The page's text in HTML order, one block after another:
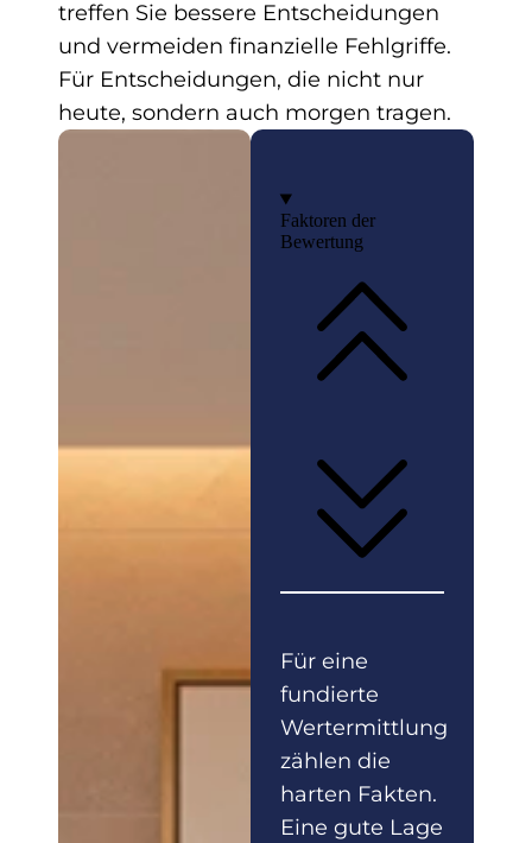
treffen Sie bessere Entscheidungen
und vermeiden finanzielle Fehlgriffe.
Für Entscheidungen, die nicht nur
heute, sondern auch morgen tragen.
Faktoren der
Bewertung
Für eine
fundierte
Wertermittlung
zählen die
harten Fakten.
Eine gute Lage